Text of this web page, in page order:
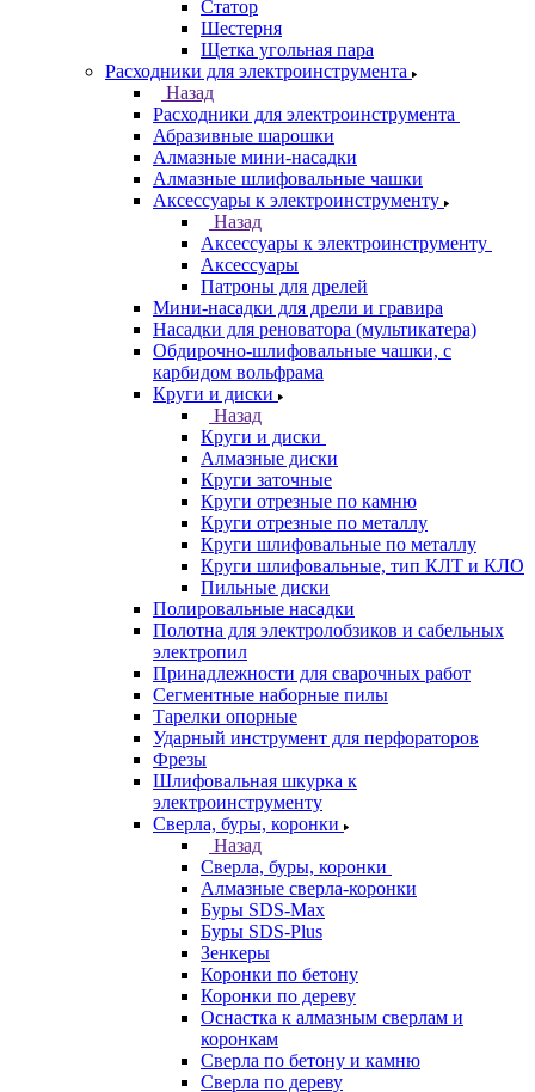
Статор
Шестерня
Щетка угольная пара
Расходники для электроинструмента
Назад
Расходники для электроинструмента
Абразивные шарошки
Алмазные мини-насадки
Алмазные шлифовальные чашки
Аксессуары к электроинструменту
Назад
Аксессуары к электроинструменту
Аксессуары
Патроны для дрелей
Мини-насадки для дрели и гравира
Насадки для реноватора (мультикатера)
Обдирочно-шлифовальные чашки, с
карбидом вольфрама
Круги и диски
Назад
Круги и диски
Алмазные диски
Круги заточные
Круги отрезные по камню
Круги отрезные по металлу
Круги шлифовальные по металлу
Круги шлифовальные, тип КЛТ и КЛО
Пильные диски
Полировальные насадки
Полотна для электролобзиков и сабельных
электропил
Принадлежности для сварочных работ
Сегментные наборные пилы
Тарелки опорные
Ударный инструмент для перфораторов
Фрезы
Шлифовальная шкурка к
электроинструменту
Сверла, буры, коронки
Назад
Сверла, буры, коронки
Алмазные сверла-коронки
Буры SDS-Max
Буры SDS-Plus
Зенкеры
Коронки по бетону
Коронки по дереву
Оснастка к алмазным сверлам и
коронкам
Сверла по бетону и камню
Сверла по дереву